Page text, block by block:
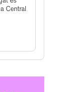
Central